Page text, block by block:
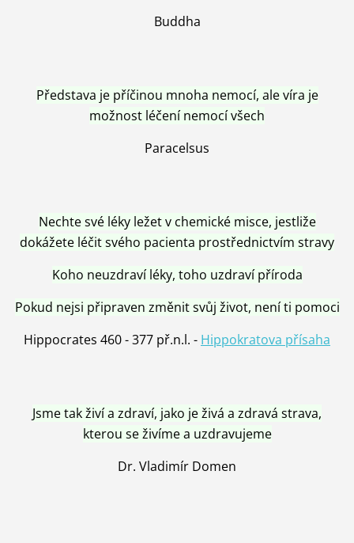
Buddha
Představa je příčinou mnoha nemocí, ale víra je
možnost léčení nemocí všech
Paracelsus
Nechte své léky ležet v chemické misce, jestliže
dokážete léčit svého pacienta prostřednictvím stravy
Koho neuzdraví léky, toho uzdraví příroda
Pokud nejsi připraven změnit svůj život, není ti pomoci
Hippocrates 460 - 377 př.n.l. - Hippokratova přísaha
Jsme tak živí a zdraví, jako je živá a zdravá strava,
kterou se živíme a uzdravujeme
Dr. Vladimír Domen